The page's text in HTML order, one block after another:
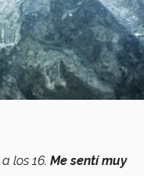
a los 16. Me sentí muy